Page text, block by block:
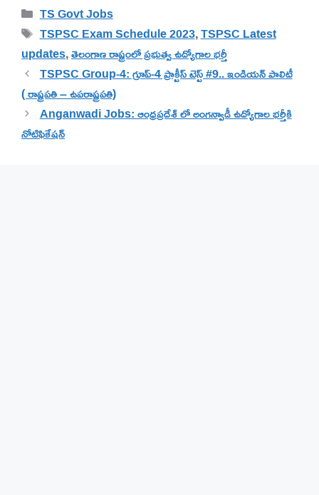
Categories
TS Govt Jobs
Tags
TSPSC Exam Schedule 2023,TSPSC Latest
updates,తెలంగాణ రాష్ట్రంలో ప్రభుత్వ ఉద్యోగాల భర్తీ
TSPSC Group-4: గ్రూప్-4 ప్రాక్టీస్ టెస్ట్ #9.. ఇండియన్ పాలిటీ
( రాష్ట్రపతి – ఉపరాష్ట్రపతి)
Anganwadi Jobs: ఆంధ్రప్రదేశ్ లో అంగన్వాడీ ఉద్యోగాల భర్తీకి
నోటిఫికేషన్